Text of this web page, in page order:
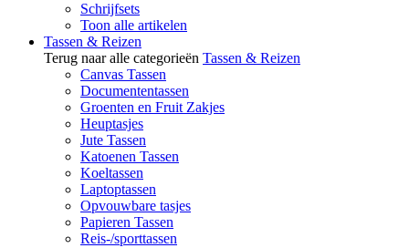
Schrijfsets
Toon alle artikelen
Tassen & Reizen
Terug naar alle categorieën Tassen & Reizen
Canvas Tassen
Documententassen
Groenten en Fruit Zakjes
Heuptasjes
Jute Tassen
Katoenen Tassen
Koeltassen
Laptoptassen
Opvouwbare tasjes
Papieren Tassen
Reis-/sporttassen